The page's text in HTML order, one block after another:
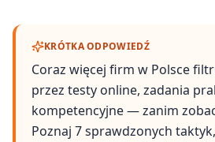
KRÓTKA ODPOWIEDŹ
Coraz więcej firm w Polsce
przez testy online, zadania
kompetencyjne — zanim
Poznaj 7 sprawdzonych